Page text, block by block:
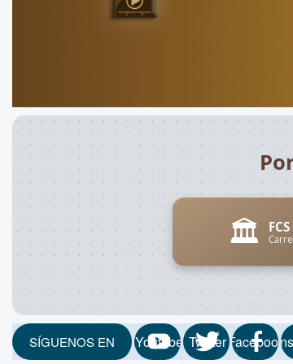
🏛️ FCS
SÍGUENOS EN Youtube TwitterFacebook